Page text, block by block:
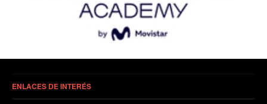
ENLACES DE INTERÉS